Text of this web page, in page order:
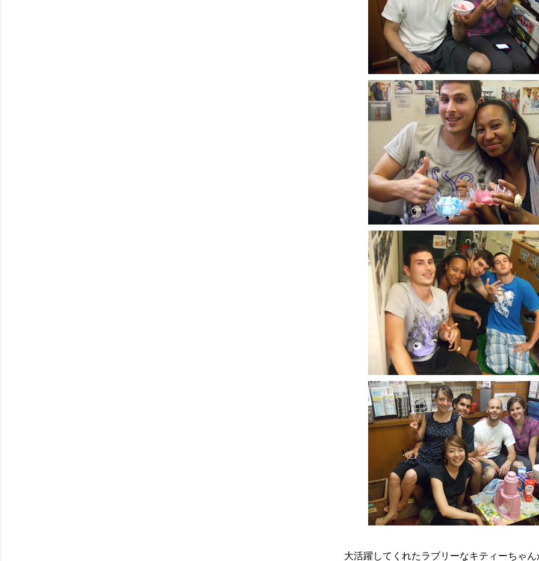
大活躍してくれたラブリーなキティーちゃ